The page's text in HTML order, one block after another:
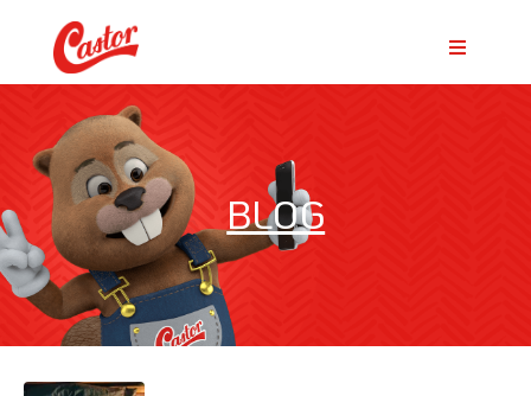
BLOG